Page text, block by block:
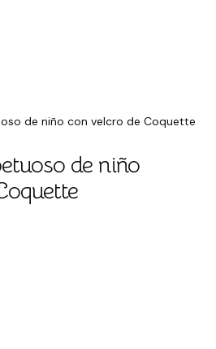
de niño con velcro de Coquette
de niño